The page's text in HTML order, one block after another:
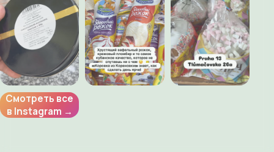
Смотреть все
в Instagram →